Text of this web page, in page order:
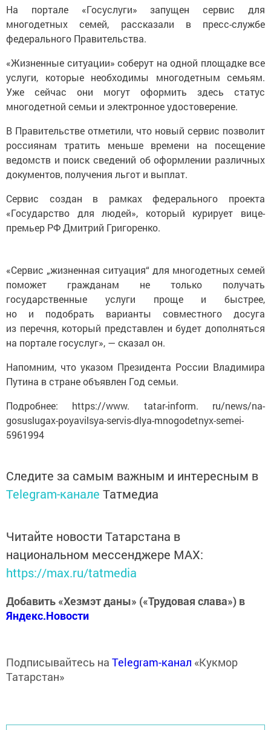
На портале «Госуслуги» запущен сервис для
многодетных семей, рассказали в пресс-службе
федерального Правительства.
«Жизненные ситуации» соберут на одной площадке все
услуги, которые необходимы многодетным семьям.
Уже сейчас они могут оформить здесь статус
многодетной семьи и электронное удостоверение.
В Правительстве отметили, что новый сервис позволит
россиянам тратить меньше времени на посещение
ведомств и поиск сведений об оформлении различных
документов, получения льгот и выплат.
Сервис создан в рамках федерального проекта
«Государство для людей», который курирует вице-
премьер РФ Дмитрий Григоренко.
«Сервис „жизненная ситуация“ для многодетных семей
поможет гражданам не только получать
государственные услуги проще и быстрее,
но и подобрать варианты совместного досуга
из перечня, который представлен и будет дополняться
на портале госуслуг», — сказал он.
Напомним, что указом Президента России Владимира
Путина в стране объявлен Год семьи.
Подробнее: https://www. tatar-inform. ru/news/na-
gosuslugax-poyavilsya-servis-dlya-mnogodetnyx-semei-
5961994
Следите за самым важным и интересным в
Telegram-канале Татмедиа
Читайте новости Татарстана в
национальном мессенджере MАХ:
https://max.ru/tatmedia
Добавить «Хезмэт даны» («Трудовая слава») в
Яндекс.Новости
Подписывайтесь на Telegram-канал «Кукмор
Татарстан»